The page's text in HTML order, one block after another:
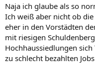
Naja ich glaube als so
Ich weiß aber nicht ob
eher in den Vorstädten
mit riesigen
Hochhaussiedlungen
zu schlecht bezahlten